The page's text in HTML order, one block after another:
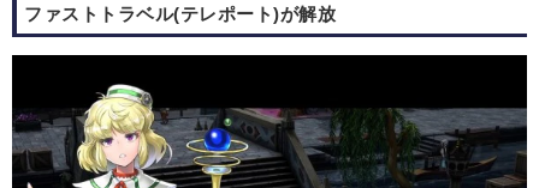
ファストトラベル(テレポート)が解放